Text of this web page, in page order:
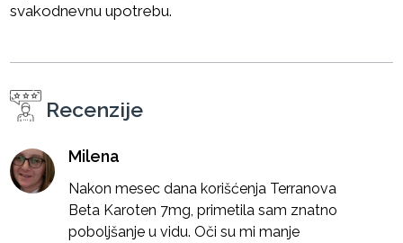
svakodnevnu upotrebu.
Recenzije
Milena
Nakon mesec dana korišćenja Terranova
Beta Karoten 7mg, primetila sam znatno
poboljšanje u vidu. Oči su mi manje